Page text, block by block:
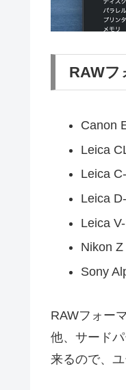
RAWフ
Canon
Leica
Leica
Leica
Leica
Nikon Z
Sony
RAWフォー
他、サード
来るので、